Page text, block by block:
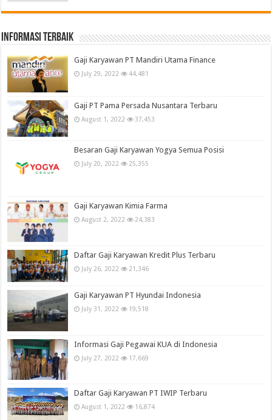
informasi terbaik
Gaji Karyawan PT Mandiri Utama Finance
July 29, 2022 44,481
Gaji PT Pama Persada Nusantara Terbaru
August 1, 2022 37,453
Besaran Gaji Karyawan Yogya Semua Posisi
July 20, 2022 25,355
Gaji Karyawan Kimia Farma
August 2, 2022 24,383
Daftar Gaji Karyawan Kredit Plus Terbaru
July 26, 2022 21,346
Gaji Karyawan PT Hyundai Indonesia
July 31, 2022 19,518
Informasi Gaji Pegawai KUA di Indonesia
July 27, 2022 17,669
Daftar Gaji Karyawan PT IWIP Terbaru
August 1, 2022 16,874